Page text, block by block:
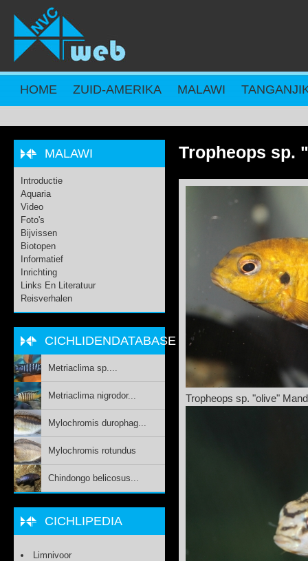
Overslaan en naar de inhoud gaan
HOME ZUID-AMERIKA MALAWI
Tropheops sp.
Tropheops sp. "olive"
MALAWI
Introductie
Aquaria
Video
Foto's
Bijvissen
Biotopen
Informatief
Inrichting
Links En Literatuur
Reisverhalen
CICHLIDENDATABASE
Metriaclima sp....
Metriaclima nigrodor...
Mylochromis durophag...
Mylochromis rotundus
Chindongo belicosus...
CICHLIPEDIA
Limnivoor